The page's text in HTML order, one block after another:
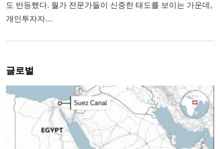
도 반등했다. 월가 전문가들이 신중한 태도를 보이는 가운데,
개인투자자…
글로벌